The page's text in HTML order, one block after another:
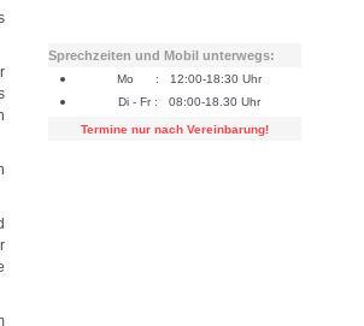
Sprechzeiten und Mobil unterwegs:
Mo : 12:00-18:30 Uhr
Di - Fr : 08:00-18.30 Uhr
Termine nur nach Vereinbarung!